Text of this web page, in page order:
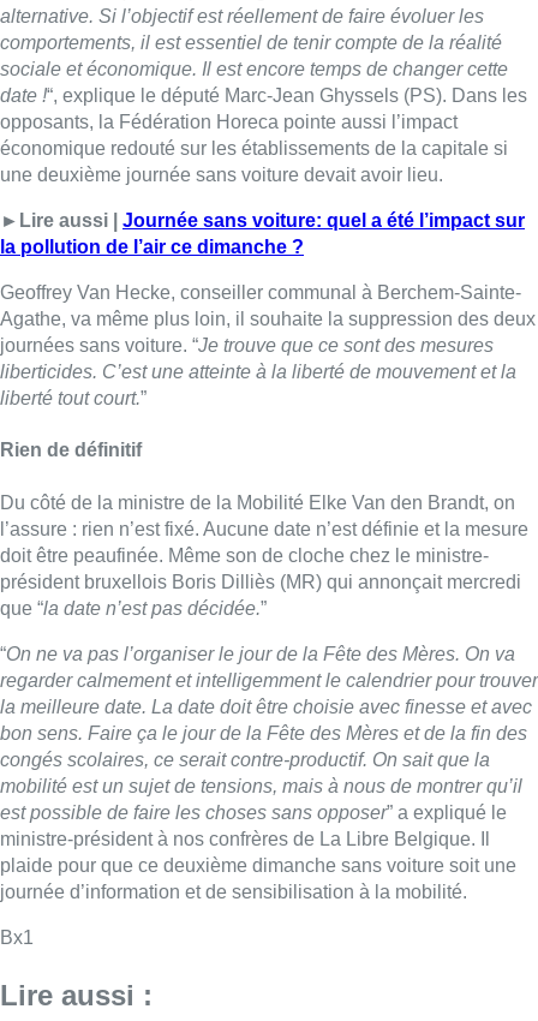
alternative. Si l’objectif est réellement de faire évoluer les
comportements, il est essentiel de tenir compte de la réalité
sociale et économique. Il est encore temps de changer cette
date !“, explique le député Marc-Jean Ghyssels (PS). Dans les
opposants, la Fédération Horeca pointe aussi l’impact
économique redouté sur les établissements de la capitale si
une deuxième journée sans voiture devait avoir lieu.
►Lire aussi | Journée sans voiture: quel a été l’impact sur
la pollution de l’air ce dimanche ?
Geoffrey Van Hecke, conseiller communal à Berchem-Sainte-
Agathe, va même plus loin, il souhaite la suppression des deux
journées sans voiture. “Je trouve que ce sont des mesures
liberticides. C’est une atteinte à la liberté de mouvement et la
liberté tout court.”
Rien de définitif
Du côté de la ministre de la Mobilité Elke Van den Brandt, on
l’assure : rien n’est fixé. Aucune date n’est définie et la mesure
doit être peaufinée. Même son de cloche chez le ministre-
président bruxellois Boris Dilliès (MR) qui annonçait mercredi
que “la date n’est pas décidée.”
“On ne va pas l’organiser le jour de la Fête des Mères. On va
regarder calmement et intelligemment le calendrier pour trouver
la meilleure date. La date doit être choisie avec finesse et avec
bon sens. Faire ça le jour de la Fête des Mères et de la fin des
congés scolaires, ce serait contre-productif. On sait que la
mobilité est un sujet de tensions, mais à nous de montrer qu’il
est possible de faire les choses sans opposer” a expliqué le
ministre-président à nos confrères de La Libre Belgique. Il
plaide pour que ce deuxième dimanche sans voiture soit une
journée d’information et de sensibilisation à la mobilité.
Bx1
Lire aussi :